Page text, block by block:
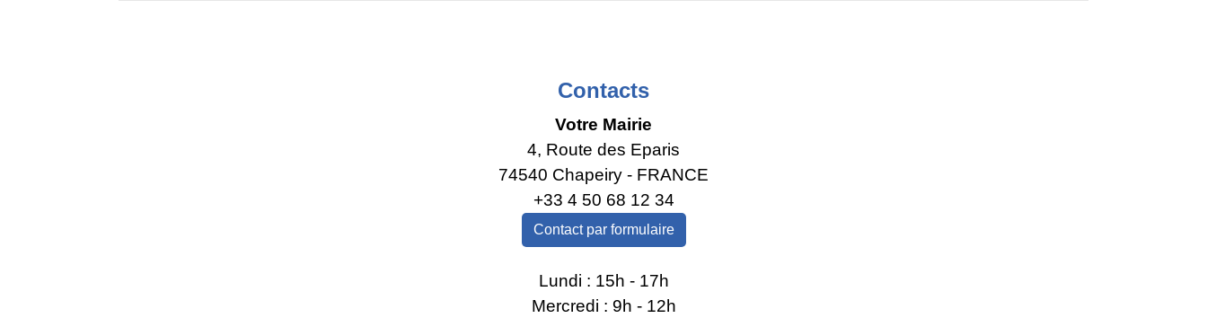
Contacts
Votre Mairie
4, Route des Eparis
74540 Chapeiry - FRANCE
+33 4 50 68 12 34
Contact par formulaire
Lundi : 15h - 17h
Mercredi : 9h - 12h